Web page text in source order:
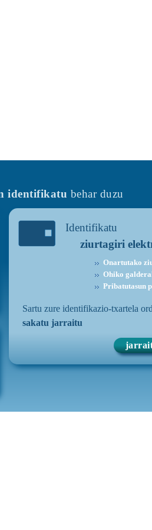
identifikatu behar duzu
Identifikatu
ziurtagiri
Onartutako
Ohiko
Pribatutasun
Sartu zure identifikazio-txartela
sakatu jarraitu